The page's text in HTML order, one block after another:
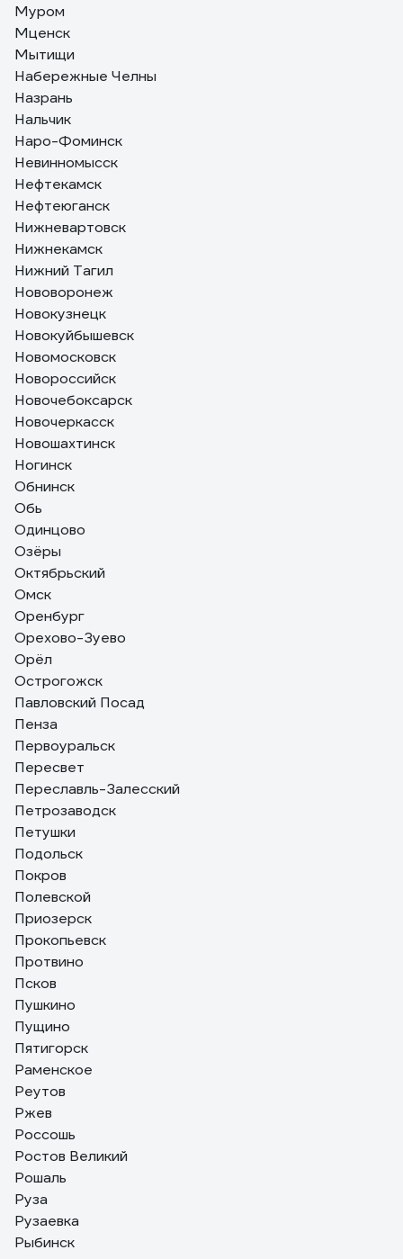
Муром
Мценск
Мытищи
Набережные Челны
Назрань
Нальчик
Наро-Фоминск
Невинномысск
Нефтекамск
Нефтеюганск
Нижневартовск
Нижнекамск
Нижний Тагил
Нововоронеж
Новокузнецк
Новокуйбышевск
Новомосковск
Новороссийск
Новочебоксарск
Новочеркасск
Новошахтинск
Ногинск
Обнинск
Обь
Одинцово
Озёры
Октябрьский
Омск
Оренбург
Орехово-Зуево
Орёл
Острогожск
Павловский Посад
Пенза
Первоуральск
Пересвет
Переславль-Залесский
Петрозаводск
Петушки
Подольск
Покров
Полевской
Приозерск
Прокопьевск
Протвино
Псков
Пушкино
Пущино
Пятигорск
Раменское
Реутов
Ржев
Россошь
Ростов Великий
Рошаль
Руза
Рузаевка
Рыбинск